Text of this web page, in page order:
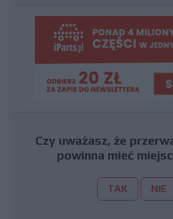
Czy uważasz, że
powinna mieć
TAK NIE